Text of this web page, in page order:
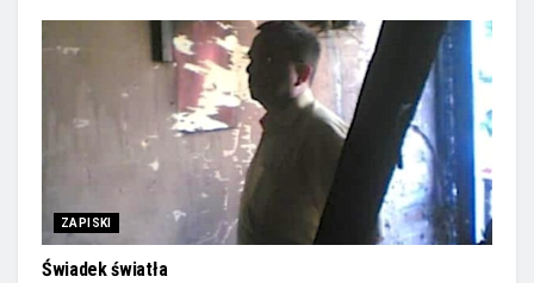
ZAPISKI
Świadek światła